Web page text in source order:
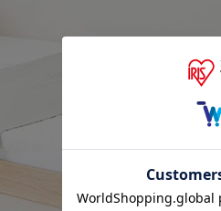
※ご確認くださ